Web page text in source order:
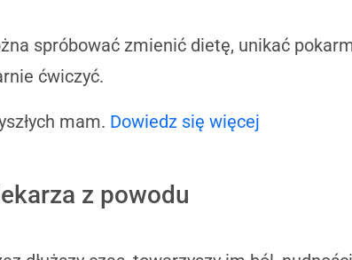
spróbować zmienić dietę, unikać
ćwiczyć.
mam. Dowiedz się więcej
z powodu